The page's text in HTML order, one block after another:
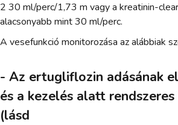
2 30 ml/perc/1,73 m vagy a kreatinin-
alacsonyabb mint 30 ml/perc.
A vesefunkció monitorozása az alábbiak
- Az ertugliflozin adásának
és a kezelés alatt
(lásd